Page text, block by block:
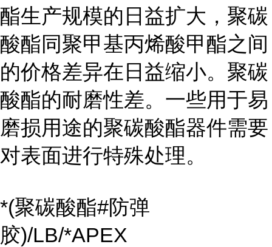
酯生产规模的日益扩大，聚碳
酸酯同聚甲基丙烯酸甲酯之间
的价格差异在日益缩小。聚碳
酸酯的耐磨性差。一些用于易
磨损用途的聚碳酸酯器件需要
对表面进行特殊处理。
*(聚碳酸酯#防弹
胶)/LB/*APEX